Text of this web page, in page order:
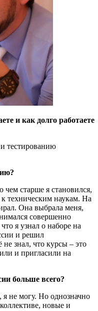
и как долго работаете
тестированию
чем старше я становился,
техническим наукам. На
Она выбрала меня,
совершенно
я узнал о наборе на
и решил
не знал, что курсы – это
и пригласили на
больше всего?
я не могу. Но однозначно
новые и